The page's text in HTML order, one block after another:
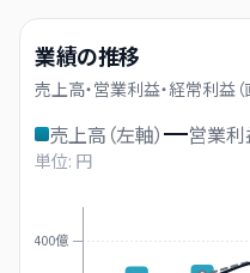
業績の推移
売上高・営業利益・経常利益
売上高（左軸） 営業利
単位: 円
400億